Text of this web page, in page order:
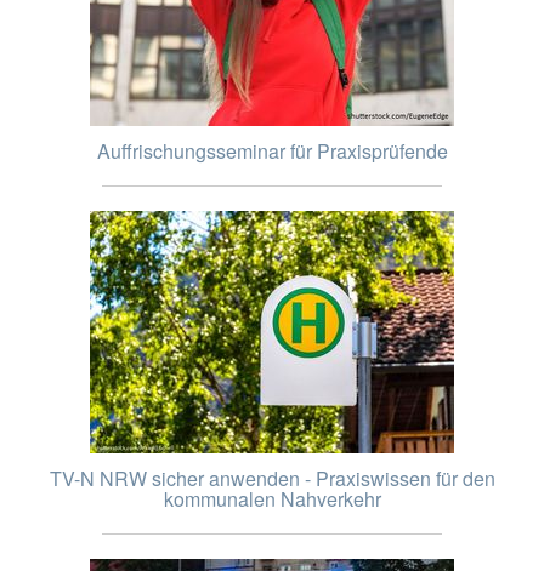
Auffrischungsseminar für Praxisprüfende
TV-N NRW sicher anwenden - Praxiswissen für den
kommunalen Nahverkehr